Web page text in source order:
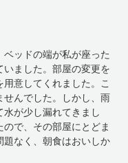
ッドの端が私が座った
ました。部屋の変更を
意してくれました。こ
んでした。しかし、雨
が少し漏れてきまし
で、その部屋にとどま
なく、朝食はおいしか